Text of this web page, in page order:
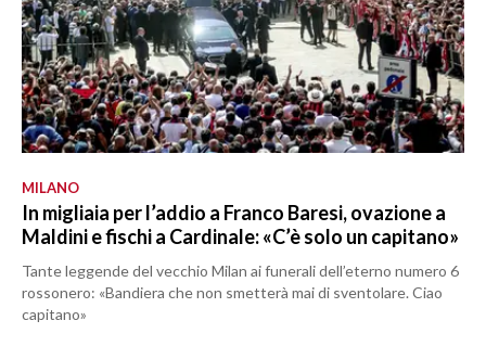
MILANO
In migliaia per l’addio a Franco Baresi, ovazione a
Maldini e fischi a Cardinale: «C’è solo un capitano»
Tante leggende del vecchio Milan ai funerali dell’eterno numero 6
rossonero: «Bandiera che non smetterà mai di sventolare. Ciao
capitano»